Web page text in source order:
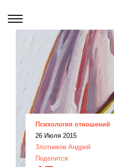
Психология отношений
26 Июля 2015
Злотников Андрей
Поделится: